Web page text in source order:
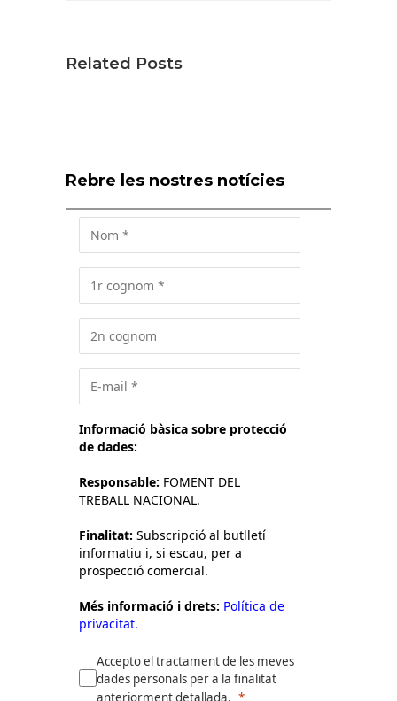
Related Posts
Rebre les nostres notícies
Informació bàsica sobre protecció
de dades:
Responsable: FOMENT DEL
TREBALL NACIONAL.
Finalitat: Subscripció al butlletí
informatiu i, si escau, per a
prospecció comercial.
Més informació i drets: Política de
privacitat.
Accepto el tractament de les meves
dades personals per a la finalitat
anteriorment detallada.